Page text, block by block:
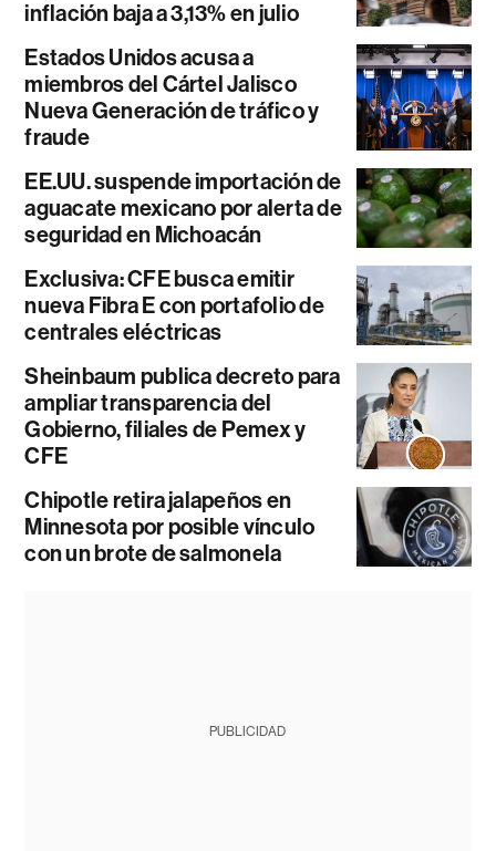
inflación baja a 3,13% en julio
Estados Unidos acusa a
miembros del Cártel Jalisco
Nueva Generación de tráfico y
fraude
EE.UU. suspende importación de
aguacate mexicano por alerta de
seguridad en Michoacán
Exclusiva: CFE busca emitir
nueva Fibra E con portafolio de
centrales eléctricas
Sheinbaum publica decreto para
ampliar transparencia del
Gobierno, filiales de Pemex y
CFE
Chipotle retira jalapeños en
Minnesota por posible vínculo
con un brote de salmonela
PUBLICIDAD